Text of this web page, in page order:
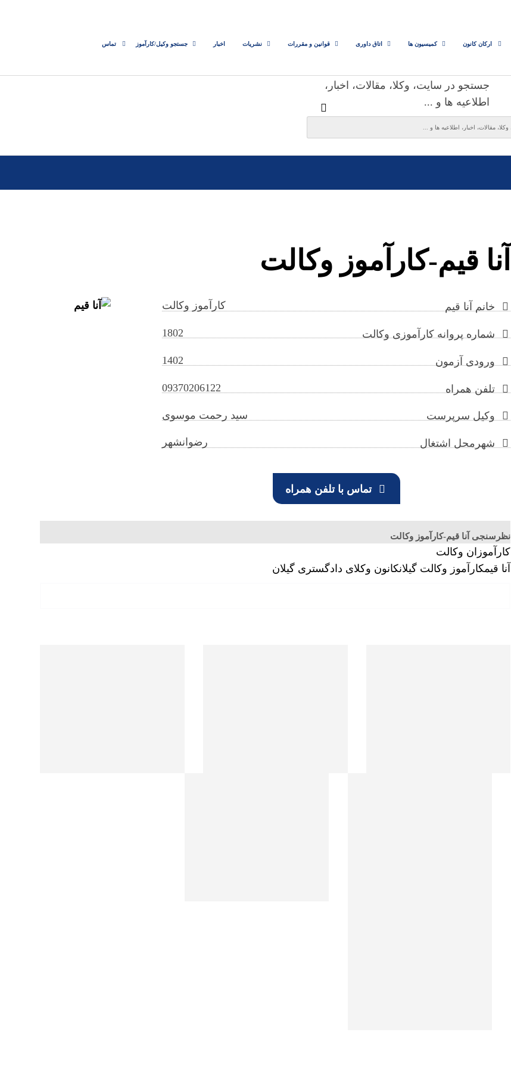
ارکان کانون کمیسیون ها اتاق داوری قوانین و مقررات نشریات اخبار جستجو وکیل/کارآموز تماس
جستجو در سایت، وکلا، مقالات، اخبار،
اطلاعیه ها و ...
آنا قیم-کارآموز وکالت
خانم آنا قیم کارآموز وکالت
شماره پروانه کارآموزی وکالت 1802
ورودی آزمون 1402
تلفن همراه 09370206122
وکیل سرپرست سید رحمت موسوی
شهرمحل اشتغال رضوانشهر
تماس با تلفن همراه
نظرسنجی آنا قیم-کارآموز وکالت
کارآموزان وکالت
آنا قیمکارآموز وکالت گیلانکانون وکلای دادگستری گیلان